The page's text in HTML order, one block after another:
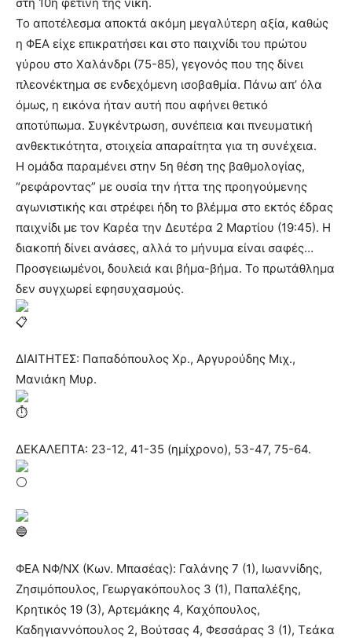
Το αποτέλεσμα αποκτά ακόμη μεγαλύτερη αξία, καθώς
η ΦΕΑ είχε επικρατήσει και στο παιχνίδι του πρώτου
γύρου στο Χαλάνδρι (75-85), γεγονός που της δίνει
πλεονέκτημα σε ενδεχόμενη ισοβαθμία. Πάνω απ’ όλα
όμως, η εικόνα ήταν αυτή που αφήνει θετικό
αποτύπωμα. Συγκέντρωση, συνέπεια και πνευματική
ανθεκτικότητα, στοιχεία απαραίτητα για τη συνέχεια.
Η ομάδα παραμένει στην 5η θέση της βαθμολογίας,
“ρεφάροντας” με ουσία την ήττα της προηγούμενης
αγωνιστικής και στρέφει ήδη το βλέμμα στο εκτός έδρας
παιχνίδι με τον Καρέα την Δευτέρα 2 Μαρτίου (19:45). Η
διακοπή δίνει ανάσες, αλλά το μήνυμα είναι σαφές…
Προσγειωμένοι, δουλειά και βήμα-βήμα. Το πρωτάθλημα
δεν συγχωρεί εφησυχασμούς.
ΔΙΑΙΤΗΤΕΣ: Παπαδόπουλος Χρ., Αργυρούδης Μιχ.,
Μανιάκη Μυρ.
ΔΕΚΑΛΕΠΤΑ: 23-12, 41-35 (ημίχρονο), 53-47, 75-64.
ΦΕΑ ΝΦ/ΝΧ (Κων. Μπασέας): Γαλάνης 7 (1), Ιωαννίδης,
Ζησιμόπουλος, Γεωργακόπουλος 3 (1), Παπαλέξης,
Κρητικός 19 (3), Αρτεμάκης 4, Καχόπουλος,
Καδηγιαννόπουλος 2, Βούτσας 4, Φεσσάρας 3 (1), Τεάκα